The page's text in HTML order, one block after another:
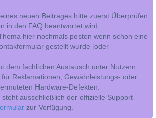
neuen Beitrages bitte zuerst Überprüfen
in den FAQ beantwortet wird.
hier nochmals posten wenn schon eine
gestellt wurde [oder
dem fachlichen Austausch unter Nutzern
Reklamationen, Gewährleistungs- oder
Hardware-Defekten.
steht ausschließlich der offizielle Support
zur Verfügung.